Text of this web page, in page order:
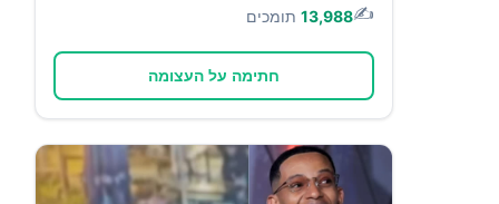
✍️
13,988 תומכים
חתימה על העצומה